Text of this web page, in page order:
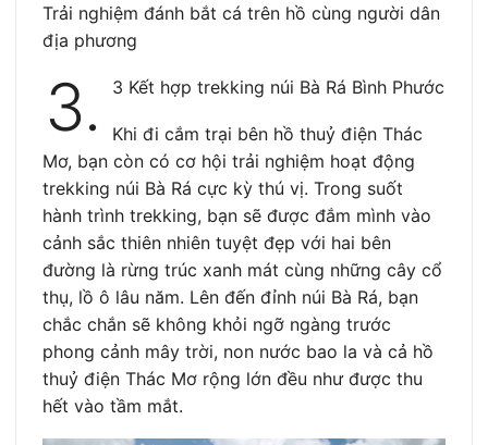
Trải nghiệm đánh bắt cá trên hồ cùng người dân
địa phương
3. 3 Kết hợp trekking núi Bà Rá Bình Phước
Khi đi cắm trại bên hồ thuỷ điện Thác
Mơ, bạn còn có cơ hội trải nghiệm hoạt động
trekking núi Bà Rá cực kỳ thú vị. Trong suốt
hành trình trekking, bạn sẽ được đắm mình vào
cảnh sắc thiên nhiên tuyệt đẹp với hai bên
đường là rừng trúc xanh mát cùng những cây cổ
thụ, lồ ô lâu năm. Lên đến đỉnh núi Bà Rá, bạn
chắc chắn sẽ không khỏi ngỡ ngàng trước
phong cảnh mây trời, non nước bao la và cả hồ
thuỷ điện Thác Mơ rộng lớn đều như được thu
hết vào tầm mắt.